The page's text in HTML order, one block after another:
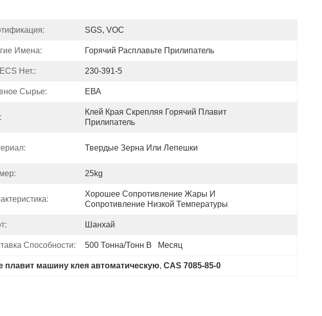
SGS, VOC
Имена: Горячий Расплавьте Прилипатель
Нет.: 230-391-5
Сырье: ЕВА
Клей Края Скрепляя Горячий Плавит
Прилипатель
Твердые Зерна Или Лепешки
25kg
Хорошее Сопротивление Жары И
Сопротивление Низкой Температуры
Шанхай
Способности: 500 Тонна/тонн В   Месяц
плавит машину клея автоматическую, CAS 7085-85-0